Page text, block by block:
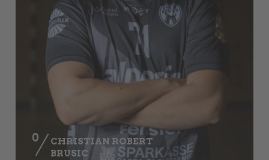
0
CHRISTIAN ROBERT
BRUSIC